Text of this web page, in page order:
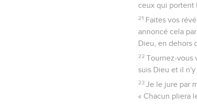
ceux qui portent
21 Faites vos
annoncé cela
Dieu, en dehors
22 Tournez-vous
suis Dieu et il n'y
23 Je le jure par
« Chacun pliera